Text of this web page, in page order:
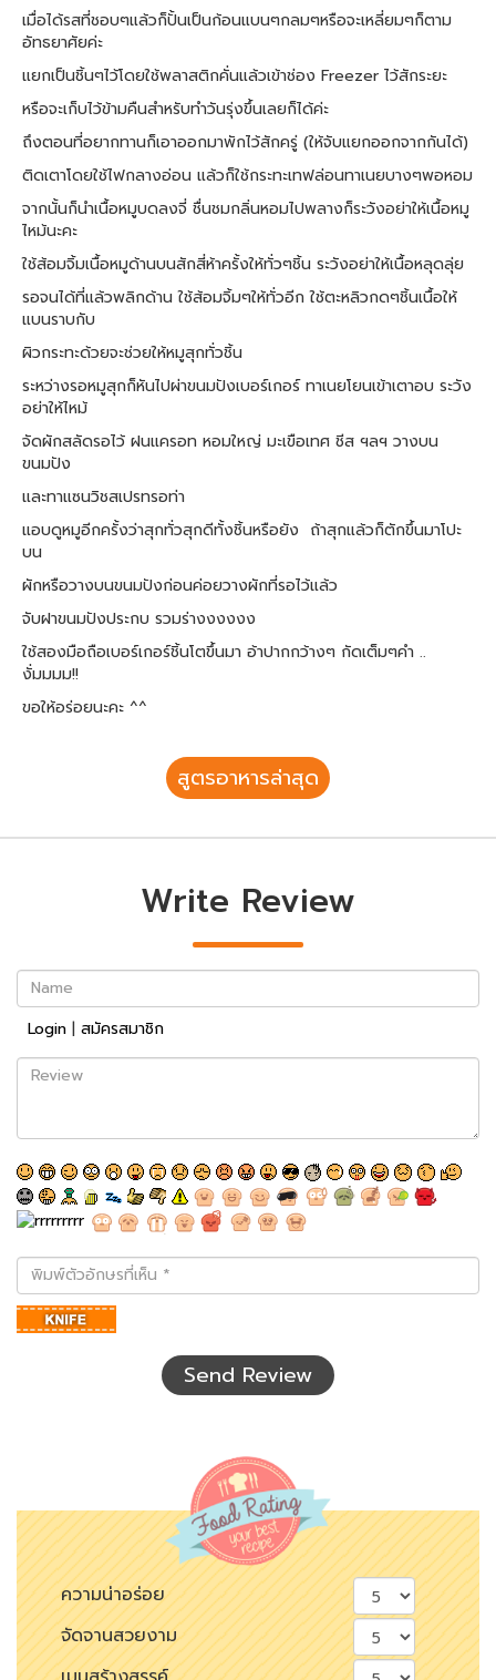
เมื่อได้รสที่ชอบๆแล้วก็ปั้นเป็นก้อนแบนๆกลมๆหรือจะเหลี่ยมๆก็ตาม
อัทธยาศัยค่ะ
แยกเป็นชิ้นๆไว้โดยใช้พลาสติกคั่นแล้วเข้าช่อง Freezer ไว้สักระยะ
หรือจะเก็บไว้ข้ามคืนสำหรับทำวันรุ่งขึ้นเลยก็ได้ค่ะ
ถึงตอนที่อยากทานก็เอาออกมาพักไว้สักครู่ (ให้จับแยกออกจากกันได้)
ติดเตาโดยใช้ไฟกลางอ่อน แล้วก็ใช้กระทะเทฟล่อนทาเนยบางๆพอหอม
จากนั้นก็นำเนื้อหมูบดลงจี่ ชื่นชมกลิ่นหอมไปพลางก็ระวังอย่าให้เนื้อหมู
ไหม้นะคะ
ใช้ส้อมจิ้มเนื้อหมูด้านบนสักสี่ห้าครั้งให้ทั่วๆชิ้น ระวังอย่าให้เนื้อหลุดลุ่ย
รอจนได้ที่แล้วพลิกด้าน ใช้ส้อมจิ้มๆให้ทั่วอีก ใช้ตะหลิวกดๆชิ้นเนื้อให้
แบนราบกับ
ผิวกระทะด้วยจะช่วยให้หมูสุกทั่วชิ้น
ระหว่างรอหมูสุกก็หันไปผ่าขนมปังเบอร์เกอร์ ทาเนยโยนเข้าเตาอบ ระวัง
อย่าให้ไหม้
จัดผักสลัดรอไว้ ฝนแครอท หอมใหญ่ มะเขือเทศ ชีส ฯลฯ วางบน
ขนมปัง
และทาแซนวิชสเปรทรอท่า
แอบดูหมูอีกครั้งว่าสุกทั่วสุกดีทั้งชิ้นหรือยัง ถ้าสุกแล้วก็ตักขึ้นมาโปะ
บน
ผักหรือวางบนขนมปังก่อนค่อยวางผักที่รอไว้แล้ว
จับฝาขนมปังประกบ รวมร่างงงงงง
ใช้สองมือถือเบอร์เกอร์ชิ้นโตขึ้นมา อ้าปากกว้างๆ กัดเต็มๆคำ ..
งั่มมมม!!
ขอให้อร่อยนะคะ ^^
สูตรอาหารล่าสุด
Write Review
Name
Login | สมัครสมาชิก
Review
พิมพ์
ตัว
อักษร
ที่
Send Review
ความน่าอร่อย
จัดจานสวยงาม